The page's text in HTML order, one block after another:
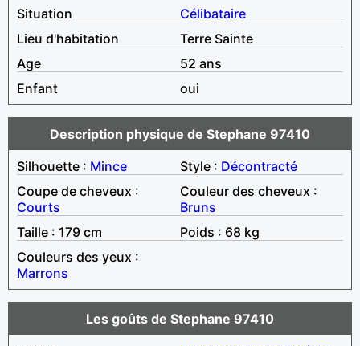
Situation
Célibataire
Lieu d'habitation
Terre Sainte
Age
52 ans
Enfant
oui
Description physique de Stephane 97410
Silhouette : Mince Style : Décontracté
Coupe de cheveux :
Courts
Couleur des cheveux :
Bruns
Taille : 179 cm
Poids : 68 kg
Couleurs des yeux :
Marrons
Les goûts de Stephane 97410